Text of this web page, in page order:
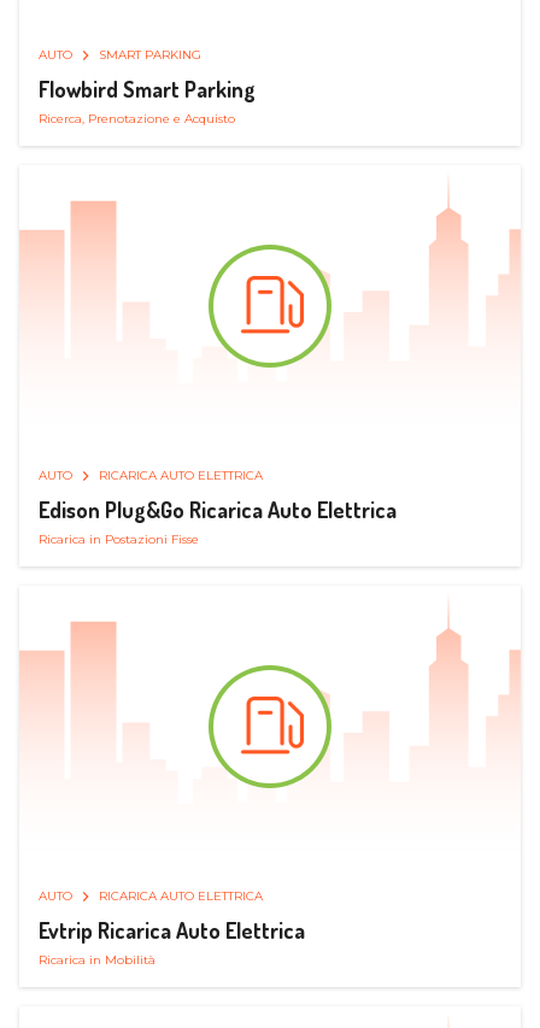
AUTO SMART PARKING
Flowbird Smart Parking
Ricerca, Prenotazione e Acquisto
AUTO RICARICA AUTO ELETTRICA
Edison Plug&Go Ricarica Auto Elettrica
Ricarica in Postazioni Fisse
AUTO RICARICA AUTO ELETTRICA
Evtrip Ricarica Auto Elettrica
Ricarica in Mobilità